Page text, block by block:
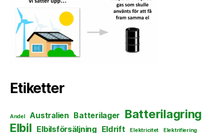
Etiketter
Andel Australien Batterilager Batterilagring
Elbil Elbilsförsäljning Eldrift Elektricitet Elektrifiering